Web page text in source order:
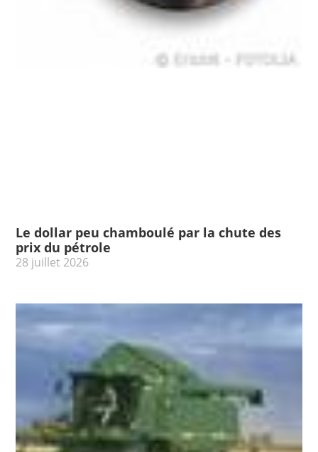
Le dollar peu chamboulé par la chute des
prix du pétrole
28 juillet 2026